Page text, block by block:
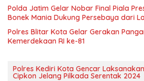
Polda Jatim Gelar Nobar Final Piala
Bonek Mania Dukung Persebaya dari
Polres Blitar Kota Gelar Gerakan
Kemerdekaan RI ke-81
Polres Kediri Kota Gencar
Cipkon Jelang Pilkada Serentak 2024